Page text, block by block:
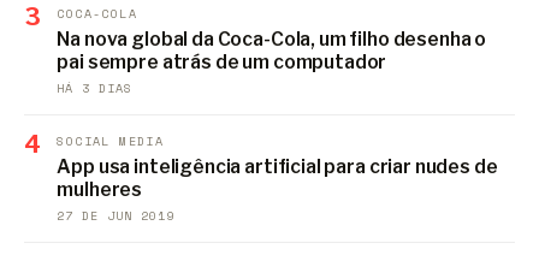
3 COCA-COLA
Na nova global da Coca-Cola, um filho desenha o
pai sempre atrás de um computador
HÁ 3 DIAS
4 SOCIAL MEDIA
App usa inteligência artificial para criar nudes de
mulheres
27 DE JUN 2019